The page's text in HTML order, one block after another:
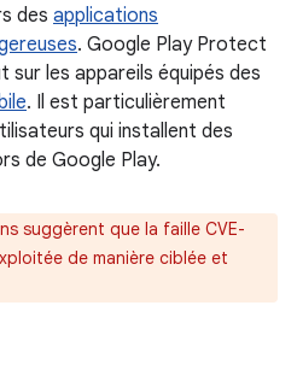
des applications
. Google Play Protect
les appareils équipés des
. Il est particulièrement
qui installent des
de Google Play.
suggèrent que la faille CVE-
de manière ciblée et